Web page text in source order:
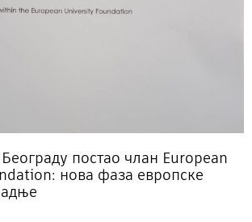
постао члан European
нова фаза европске